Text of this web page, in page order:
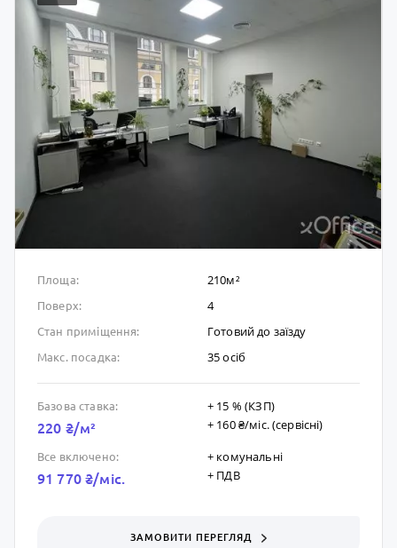
Площа: 210м²
Поверх: 4
Стан приміщення: Готовий до заïзду
Макс. посадка: 35 осіб
Базова ставка:
220 ₴/м²
+ 15 % (КЗП)
+ 160 ₴/мic. (сервісні)
Все включено:
91 770 ₴/мic.
+ комунальні
+ ПДВ
ЗАМОВИТИ ПЕРЕГЛЯД